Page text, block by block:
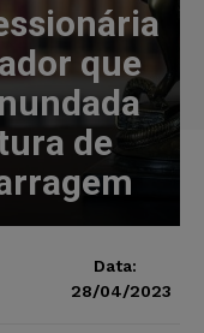
que
de
Data:
28/04/2023